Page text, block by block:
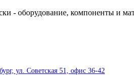
- оборудование, компоненты и
ул. Советская 51, офис 36-42